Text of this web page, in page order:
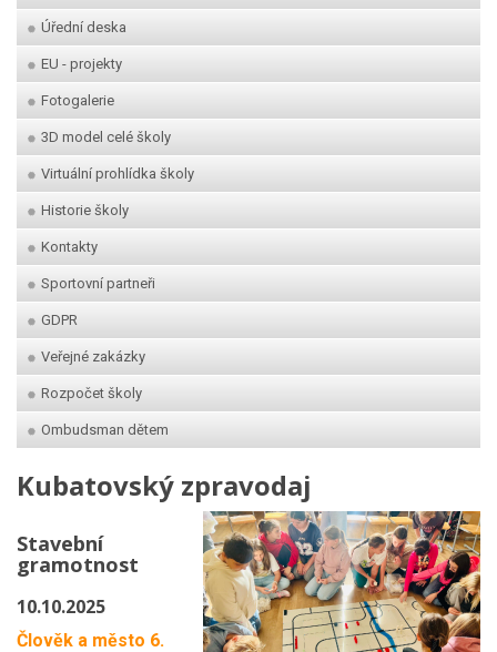
Úřední deska
EU - projekty
Fotogalerie
3D model celé školy
Virtuální prohlídka školy
Historie školy
Kontakty
Sportovní partneři
GDPR
Veřejné zakázky
Rozpočet školy
Ombudsman dětem
Kubatovský zpravodaj
Stavební
gramotnost
10.10.2025
Člověk a město 6.